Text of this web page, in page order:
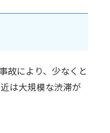
故により、少なくと
は大規模な渋滞が